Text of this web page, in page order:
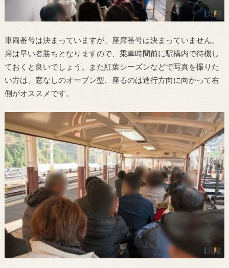
車両番号は決まっていますが、座席番号は決まっていません。
席は早い者勝ちとなりますので、乗車時間前に駅構内で待機し
ておくと良いでしょう。また紅葉シーズンなどで写真を撮りた
い方は、窓なしのオープン型、座るのは進行方向に向かって右
側がオススメです。